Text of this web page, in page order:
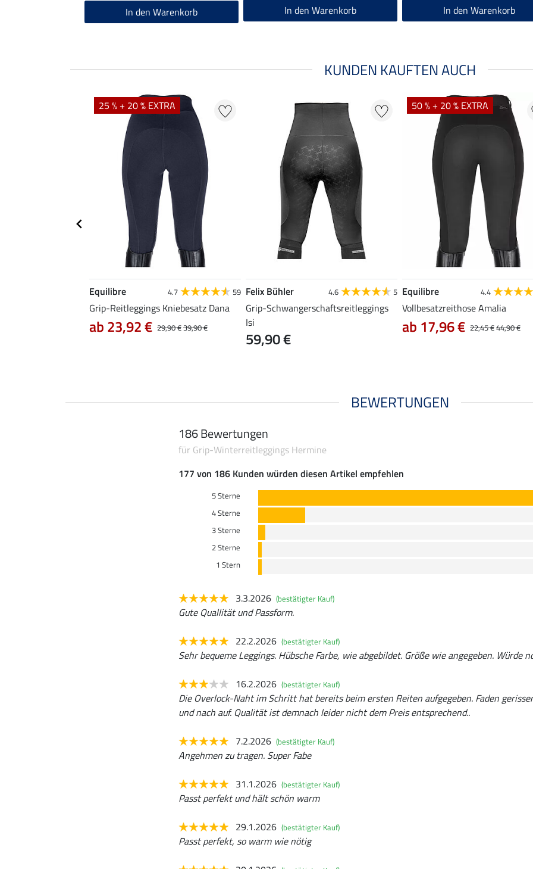
In den Warenkorb In den Warenkorb In den Warenkorb
KUNDEN KAUFTEN AUCH
25 % + 20 % EXTRA
Equilibre 4.7 59
Grip-Reitleggings Kniebesatz Dana
29,90 €39,90 €
ab 23,92 €
Felix Bühler 4.6 5
Grip-Schwangerschaftsreitleggings
Isi
59,90 €
50 % + 20 % EXTRA
Equilibre 4.4
Vollbesatzreithose Amalia
22,45 €44,90 €
ab 17,96 €
BEWERTUNGEN
186 Bewertungen
für Grip-Winterreitleggings Hermine
177 von 186 Kunden würden diesen Artikel empfehlen
5 Sterne
4 Sterne
3 Sterne
2 Sterne
1 Stern
3.3.2026 (bestätigter Kauf)
Gute Quallität und Passform.
22.2.2026 (bestätigter Kauf)
Sehr bequeme Leggings. Hübsche Farbe, wie abgebildet. Größe wie angegeben. Würde
16.2.2026 (bestätigter Kauf)
Die Overlock-Naht im Schritt hat bereits beim ersten Reiten aufgegeben. Faden
und nach auf. Qualität ist demnach leider nicht dem Preis entsprechend..
7.2.2026 (bestätigter Kauf)
Angehmen zu tragen. Super Fabe
31.1.2026 (bestätigter Kauf)
Passt perfekt und hält schön warm
29.1.2026 (bestätigter Kauf)
Passt perfekt, so warm wie nötig